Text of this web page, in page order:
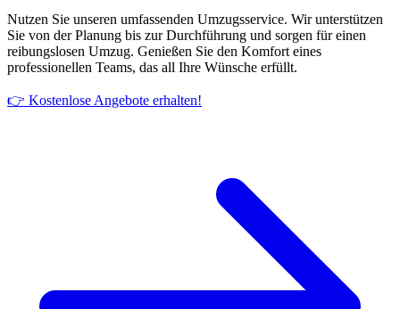
Nutzen Sie unseren umfassenden Umzugsservice. Wir unterstützen
Sie von der Planung bis zur Durchführung und sorgen für einen
reibungslosen Umzug. Genießen Sie den Komfort eines
professionellen Teams, das all Ihre Wünsche erfüllt.
👉 Kostenlose Angebote erhalten!